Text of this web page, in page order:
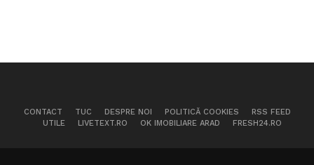
CONTACT TUC DESPRE NOI POLITICĂ COOKIES
RSS FEED
UTILE
LIVETEXT.RO OK IMOBILIARE ARAD FRESH24.RO